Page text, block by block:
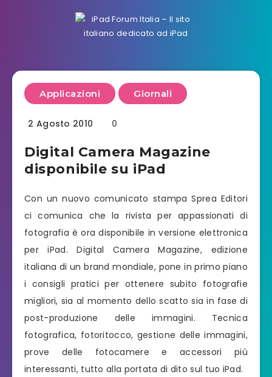
Applicazioni Giornali
2 Agosto 2010 0
Digital Camera Magazine
disponibile su iPad
Con un nuovo comunicato stampa Sprea Editori
ci comunica che la rivista per appassionati di
fotografia è ora disponibile in versione elettronica
per iPad. Digital Camera Magazine, edizione
italiana di un brand mondiale, pone in primo piano
i consigli pratici per ottenere subito fotografie
migliori, sia al momento dello scatto sia in fase di
post-produzione delle immagini. Tecnica
fotografica, fotoritocco, gestione delle immagini,
prove delle fotocamere e accessori più
interessanti, tutto alla portata di dito sul tuo iPad.